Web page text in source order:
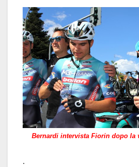
Bernardi intervista Fiorin dopo la
.